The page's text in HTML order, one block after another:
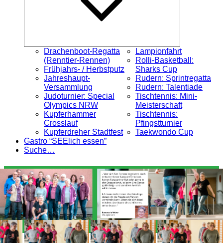
Drachenboot-Regatta
(Renntier-Rennen)
Frühjahrs- / Herbstputz
Jahreshaupt-
Versammlung
Judoturnier: Special
Olympics NRW
Kupferhammer
Crosslauf
Kupferdreher Stadtfest
Lampionfahrt
Rolli-Basketball:
Sharks Cup
Rudern: Sprintregatta
Rudern: Talentiade
Tischtennis: Mini-
Meisterschaft
Tischtennis:
Pfingstturnier
Taekwondo Cup
Gastro “SEElich essen”
Suche…